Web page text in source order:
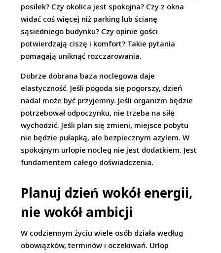
posiłek? Czy okolica jest spokojna? Czy z okna
widać coś więcej niż parking lub ścianę
sąsiedniego budynku? Czy opinie gości
potwierdzają ciszę i komfort? Takie pytania
pomagają uniknąć rozczarowania.
Dobrze dobrana baza noclegowa daje
elastyczność. Jeśli pogoda się pogorszy, dzień
nadal może być przyjemny. Jeśli organizm będzie
potrzebował odpoczynku, nie trzeba na siłę
wychodzić. Jeśli plan się zmieni, miejsce pobytu
nie będzie pułapką, ale bezpiecznym azylem. W
spokojnym urlopie nocleg nie jest dodatkiem. Jest
fundamentem całego doświadczenia.
Planuj dzień wokół energii,
nie wokół ambicji
W codziennym życiu wiele osób działa według
obowiązków, terminów i oczekiwań. Urlop